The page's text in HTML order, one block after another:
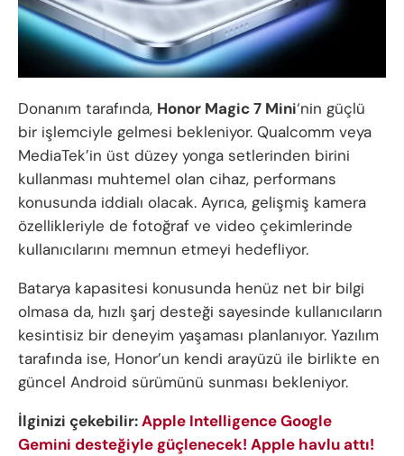
Donanım tarafında, Honor Magic 7 Mini‘nin güçlü
bir işlemciyle gelmesi bekleniyor. Qualcomm veya
MediaTek’in üst düzey yonga setlerinden birini
kullanması muhtemel olan cihaz, performans
konusunda iddialı olacak. Ayrıca, gelişmiş kamera
özellikleriyle de fotoğraf ve video çekimlerinde
kullanıcılarını memnun etmeyi hedefliyor.
Batarya kapasitesi konusunda henüz net bir bilgi
olmasa da, hızlı şarj desteği sayesinde kullanıcıların
kesintisiz bir deneyim yaşaması planlanıyor. Yazılım
tarafında ise, Honor’un kendi arayüzü ile birlikte en
güncel Android sürümünü sunması bekleniyor.
İlginizi çekebilir:Apple Intelligence Google
Gemini desteğiyle güçlenecek! Apple havlu attı!